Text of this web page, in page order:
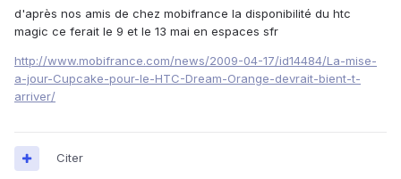
d'après nos amis de chez mobifrance la disponibilité du htc
magic ce ferait le 9 et le 13 mai en espaces sfr
http://www.mobifrance.com/news/2009-04-17/id14484/La-mise-
a-jour-Cupcake-pour-le-HTC-Dream-Orange-devrait-bient-t-
arriver/
Citer